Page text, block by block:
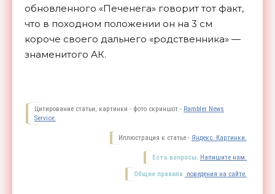
обновленного «Печенега» говорит тот факт,
что в походном положении он на 3 см
короче своего дальнего «родственника» —
знаменитого АК.
Цитирование статьи, картинки - фото скриншот - Rambler News
Service.
Иллюстрация к статье - Яндекс. Картинки.
Есть вопросы. Напишите нам.
Общие правила поведения на сайте.